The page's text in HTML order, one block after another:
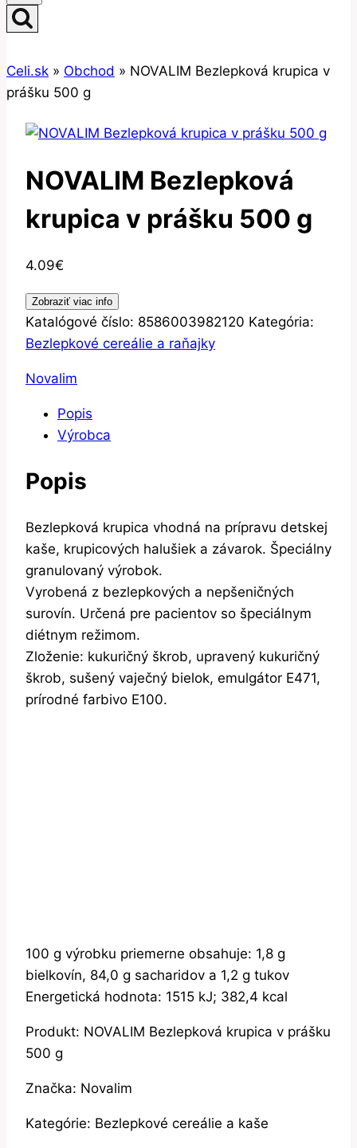
Celi.sk » Obchod » NOVALIM Bezlepková krupica v
prášku 500 g
NOVALIM Bezlepková
krupica v prášku 500 g
4.09€
Zobraziť viac info
Katalógové číslo: 8586003982120 Kategória:
Bezlepkové cereálie a raňajky
Novalim
Popis
Výrobca
Popis
Bezlepková krupica vhodná na prípravu detskej
kaše, krupicových halušiek a závarok. Špeciálny
granulovaný výrobok.
Vyrobená z bezlepkových a nepšeničných
surovín. Určená pre pacientov so špeciálnym
diétnym režimom.
Zloženie: kukuričný škrob, upravený kukuričný
škrob, sušený vaječný bielok, emulgátor E471,
prírodné farbivo E100.
100 g výrobku priemerne obsahuje: 1,8 g
bielkovín, 84,0 g sacharidov a 1,2 g tukov
Energetická hodnota: 1515 kJ; 382,4 kcal
Produkt: NOVALIM Bezlepková krupica v prášku
500 g
Značka: Novalim
Kategórie: Bezlepkové cereálie a kaše